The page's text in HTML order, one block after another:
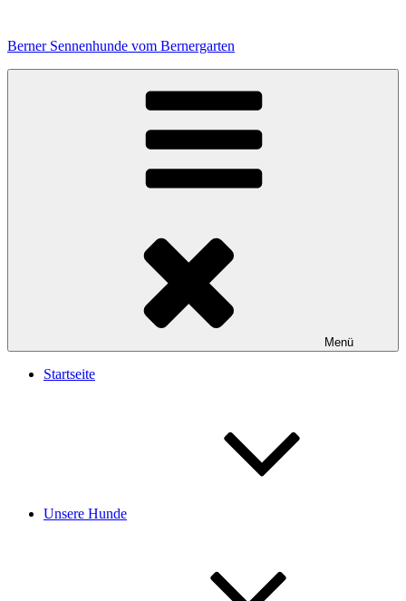
springen
Berner Sennenhunde vom Bernergarten
Menü
Startseite
Unsere Hunde